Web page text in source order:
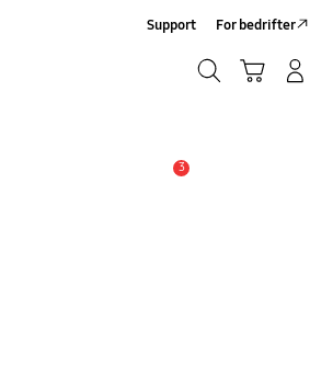
Support For bedrifter
3